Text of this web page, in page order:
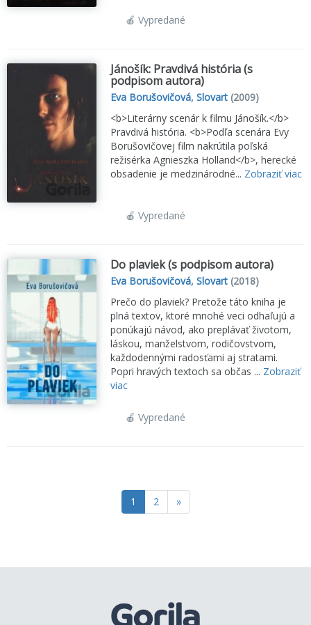
🍎 Vypredané
Jánošík: Pravdivá história (s
podpisom autora)
Eva Borušovičová,Slovart (2009)
<b>Literárny scenár k filmu Jánošík.</b>
Pravdivá história. <b>Podľa scenára Evy
Borušovičovej film nakrútila poľská
režisérka Agnieszka Holland</b>, herecké
obsadenie je medzinárodné... Zobraziť viac
🍎 Vypredané
Do plaviek (s podpisom autora)
Eva Borušovičová,Slovart (2018)
Prečo do plaviek? Pretože táto kniha je
plná textov, ktoré mnohé veci odhaľujú a
ponúkajú návod, ako preplávať životom,
láskou, manželstvom, rodičovstvom,
každodennými radosťami aj stratami.
Popri hravých textoch sa občas ... Zobraziť
viac
🍎 Vypredané
1 2 »